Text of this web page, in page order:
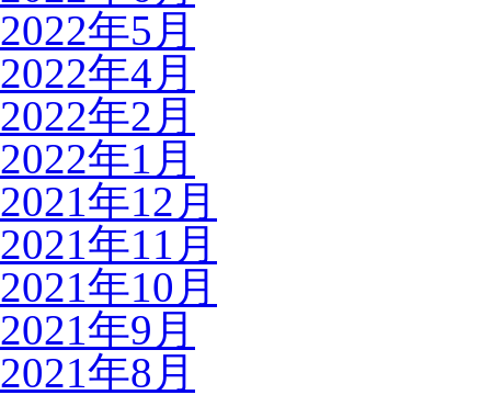
2022年5月
2022年4月
2022年2月
2022年1月
2021年12月
2021年11月
2021年10月
2021年9月
2021年8月